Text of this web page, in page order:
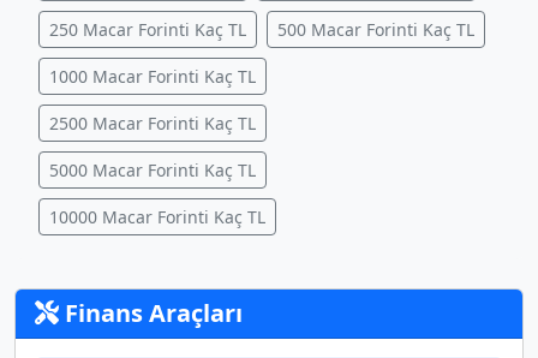
250 Macar Forinti Kaç TL 500 Macar Forinti Kaç TL
1000 Macar Forinti Kaç TL
2500 Macar Forinti Kaç TL
5000 Macar Forinti Kaç TL
10000 Macar Forinti Kaç TL
Finans Araçları